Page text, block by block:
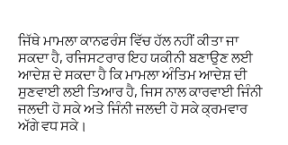
ਜਿੱਥੇ ਮਾਮਲਾ ਕਾਨਫਰੰਸ ਵਿੱਚ ਹੱਲ ਨਹੀਂ ਕੀਤਾ ਜਾ
ਸਕਦਾ ਹੈ, ਰਜਿਸਟਰਾਰ ਇਹ ਯਕੀਨੀ ਬਣਾਉਣ ਲਈ
ਆਦੇਸ਼ ਦੇ ਸਕਦਾ ਹੈ ਕਿ ਮਾਮਲਾ ਅੰਤਿਮ ਆਦੇਸ਼ ਦੀ
ਸੁਣਵਾਈ ਲਈ ਤਿਆਰ ਹੈ, ਜਿਸ ਨਾਲ ਕਾਰਵਾਈ ਜਿੰਨੀ
ਜਲਦੀ ਹੋ ਸਕੇ ਅਤੇ ਜਿੰਨੀ ਜਲਦੀ ਹੋ ਸਕੇ ਕ੍ਰਮਵਾਰ
ਅੱਗੇ ਵਧ ਸਕੇ।